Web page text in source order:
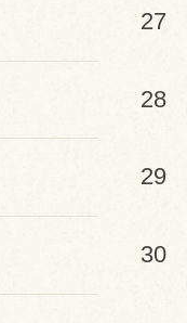
27
28
29
30